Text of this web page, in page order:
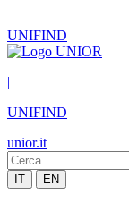
UNIFIND
|
UNIFIND
unior.it
IT EN